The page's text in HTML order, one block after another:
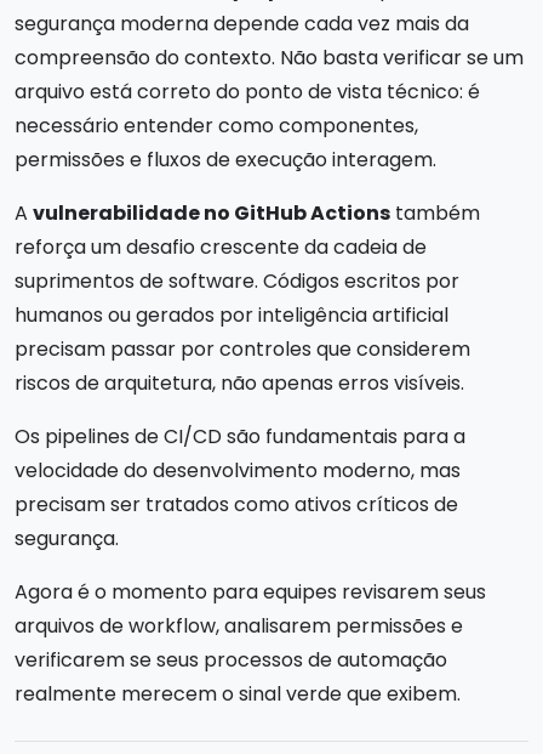
segurança moderna depende cada vez mais da
compreensão do contexto. Não basta verificar se um
arquivo está correto do ponto de vista técnico: é
necessário entender como componentes,
permissões e fluxos de execução interagem.
A vulnerabilidade no GitHub Actions também
reforça um desafio crescente da cadeia de
suprimentos de software. Códigos escritos por
humanos ou gerados por inteligência artificial
precisam passar por controles que considerem
riscos de arquitetura, não apenas erros visíveis.
Os pipelines de CI/CD são fundamentais para a
velocidade do desenvolvimento moderno, mas
precisam ser tratados como ativos críticos de
segurança.
Agora é o momento para equipes revisarem seus
arquivos de workflow, analisarem permissões e
verificarem se seus processos de automação
realmente merecem o sinal verde que exibem.